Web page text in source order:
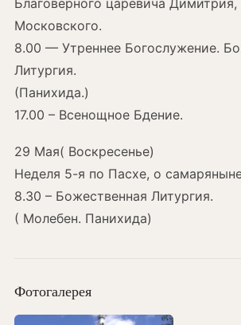
Московского.
8.00 — Утреннее Богослужение.
Литургия.
(Панихида.)
17.00 – Всенощное Бдение.
29 Мая( Воскресенье)
Неделя 5-я по Пасхе, о
8.30 – Божественная Литургия.
( Молебен. Панихида)
Фотогалерея